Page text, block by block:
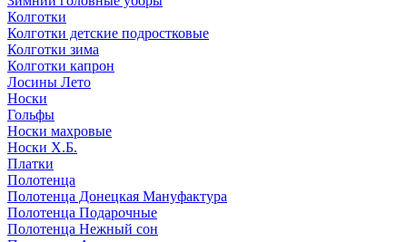
Колготки
Колготки детские подростковые
Колготки зима
Колготки капрон
Лосины Лето
Носки
Гольфы
Носки махровые
Носки Х.Б.
Платки
Полотенца
Полотенца Донецкая Мануфактура
Полотенца Подарочные
Полотенца Нежный сон